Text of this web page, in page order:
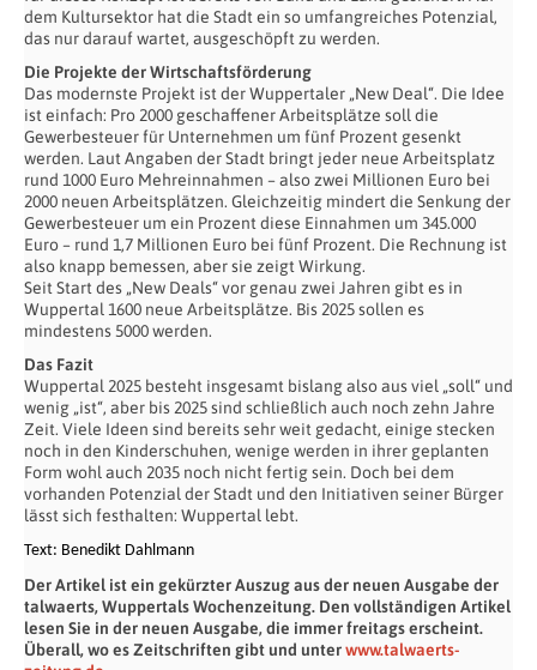
dem Kultursektor hat die Stadt ein so umfangreiches Potenzial,
das nur darauf wartet, ausgeschöpft zu werden.
Die Projekte der Wirtschaftsförderung
Das modernste Projekt ist der Wuppertaler „New Deal“. Die Idee
ist einfach: Pro 2000 geschaffener Arbeitsplätze soll die
Gewerbesteuer für Unternehmen um fünf Prozent gesenkt
werden. Laut Angaben der Stadt bringt jeder neue Arbeitsplatz
rund 1000 Euro Mehreinnahmen – also zwei Millionen Euro bei
2000 neuen Arbeitsplätzen. Gleichzeitig mindert die Senkung der
Gewerbesteuer um ein Prozent diese Einnahmen um 345.000
Euro – rund 1,7 Millionen Euro bei fünf Prozent. Die Rechnung ist
also knapp bemessen, aber sie zeigt Wirkung.
Seit Start des „New Deals“ vor genau zwei Jahren gibt es in
Wuppertal 1600 neue Arbeitsplätze. Bis 2025 sollen es
mindestens 5000 werden.
Das Fazit
Wuppertal 2025 besteht insgesamt bislang also aus viel „soll“ und
wenig „ist“, aber bis 2025 sind schließlich auch noch zehn Jahre
Zeit. Viele Ideen sind bereits sehr weit gedacht, einige stecken
noch in den Kinderschuhen, wenige werden in ihrer geplanten
Form wohl auch 2035 noch nicht fertig sein. Doch bei dem
vorhanden Potenzial der Stadt und den Initiativen seiner Bürger
lässt sich festhalten: Wuppertal lebt.
Text: Benedikt Dahlmann
Der Artikel ist ein gekürzter Auszug aus der neuen Ausgabe der
talwaerts, Wuppertals Wochenzeitung. Den vollständigen Artikel
lesen Sie in der neuen Ausgabe, die immer freitags erscheint.
Überall, wo es Zeitschriften gibt und unterwww.talwaerts-